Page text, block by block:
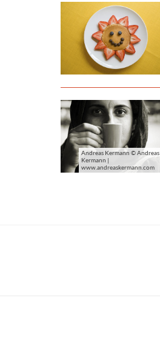
Andreas Kermann © Andreas
Kermann |
www.andreaskermann.com